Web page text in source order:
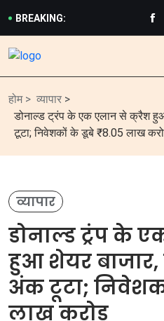
BREAKING:
होम > व्यापार >
डोनाल्ड ट्रंप के एक एलान से क्रैश
टूटा; निवेशकों के डूबे ₹8.05 लाख
व्यापार
डोनाल्ड ट्रंप के
हुआ शेयर
अंक टूटा;
लाख करोड़